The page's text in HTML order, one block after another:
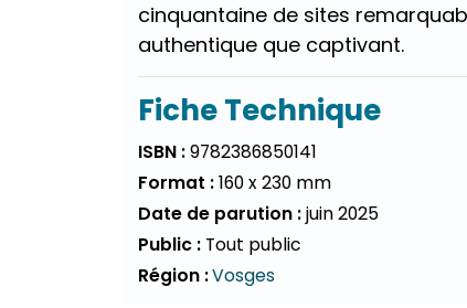
cinquantaine de sites
authentique que captivant.
Fiche Technique
ISBN :9782386850141
Format :160 x 230 mm
Date de parution :juin 2025
Public : Tout public
Région :Vosges